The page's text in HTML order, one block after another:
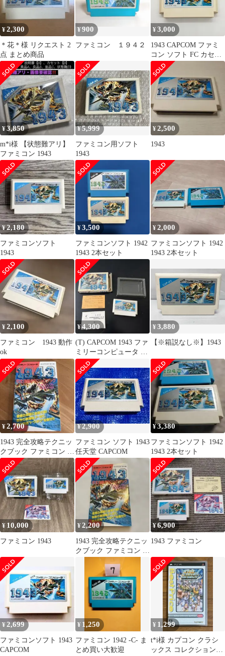
¥2,300
＊花＊様 リクエスト 2
点 まとめ商品
¥900
ファミコン １９４２
¥3,000
1943 CAPCOM ファミ
コン ソフト FC カセッ
ト レトロゲーム 任天堂
Nintendo シューティン
グ game 1943ミッドウ
ェイ海戦 動作確認済
¥3,850
m*i様 【状態難アリ】
ファミコン 1943
¥5,999
ファミコン用ソフト
1943
¥2,500
1943
¥2,180
ファミコンソフト
1943
¥3,500
ファミコンソフト 1942
1943 2本セット
¥2,000
ファミコンソフト 1942
1943 2本セット
¥2,100
ファミコン 1943 動作
ok
¥4,300
(T) CAPCOM 1943 ファ
ミリーコンピュータ ソ
フト 動作未確認
¥3,880
【※箱説なし※】1943
¥2,700
1943 完全攻略テクニッ
クブック ファミコン 攻
略本
¥2,900
ファミコン ソフト 1943
任天堂 CAPCOM
¥3,380
ファミコンソフト 1942
1943 2本セット
¥ 10,000
ファミコン 1943
¥2,200
1943 完全攻略テクニッ
クブック ファミコン 攻
略本 初版
¥6,900
1943 ファミコン
¥2,699
ファミコンソフト 1943
CAPCOM
¥ 1,250
ファミコン 1942 -C- ま
とめ買い大歓迎
¥ 1,299
t*i様 カプコン クラシ
ックス コレクション